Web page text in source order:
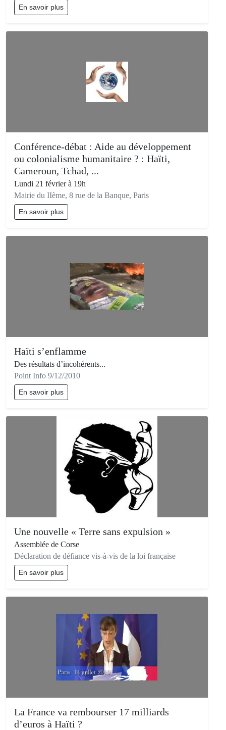
En savoir plus
Conférence-débat : Aide au développement
ou colonialisme humanitaire ? : Haïti,
Cameroun, Tchad, ...
Lundi 21 février à 19h
Mairie du IIème, 8 rue de la Banque, Paris
En savoir plus
Haïti s’enflamme
Des résultats d’incohérents...
Point Info 9/12/2010
En savoir plus
Une nouvelle « Terre sans expulsion »
Assemblée de Corse
Déclaration de défiance vis-à-vis de la loi française
En savoir plus
La France va rembourser 17 milliards
d’euros à Haïti ?